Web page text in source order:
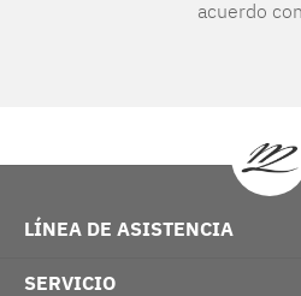
acuerdo
LÍNEA DE ASISTENCIA
SERVICIO